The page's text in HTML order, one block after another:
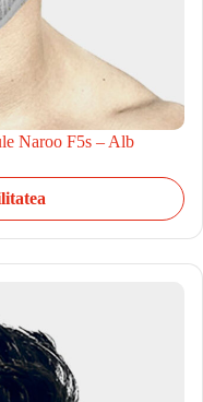
Naroo F5s – Alb